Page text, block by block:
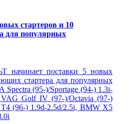
стартеров и 10
для популярных
начинает поставки 5 новых
стартера для популярных
Spectra (95-)/Sportage (94-) 1.3i-
Golf IV (97-)/Octavia (97-)
(96-) 1.9d-2.5d/2.5i, BMW X5